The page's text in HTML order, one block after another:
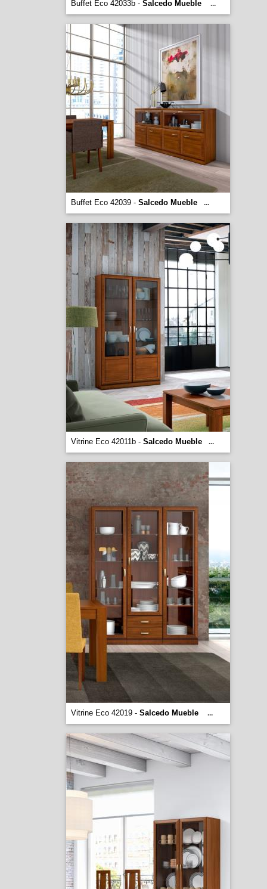
Buffet Eco 42033b - Salcedo Mueble ...
Buffet Eco 42039 - Salcedo Mueble ...
Vitrine Eco 42011b - Salcedo Mueble ...
Vitrine Eco 42019 - Salcedo Mueble ...